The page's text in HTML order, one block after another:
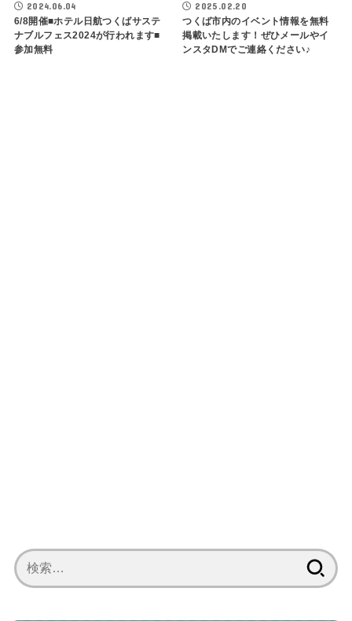
2024.06.04
6/8開催■ホテル日航つくばサステ
ナブルフェス2024が行われます■
参加無料
2025.02.20
つくば市内のイベント情報を無料
掲載いたします！ぜひメールやイ
ンスタDMでご連絡ください♪
索: